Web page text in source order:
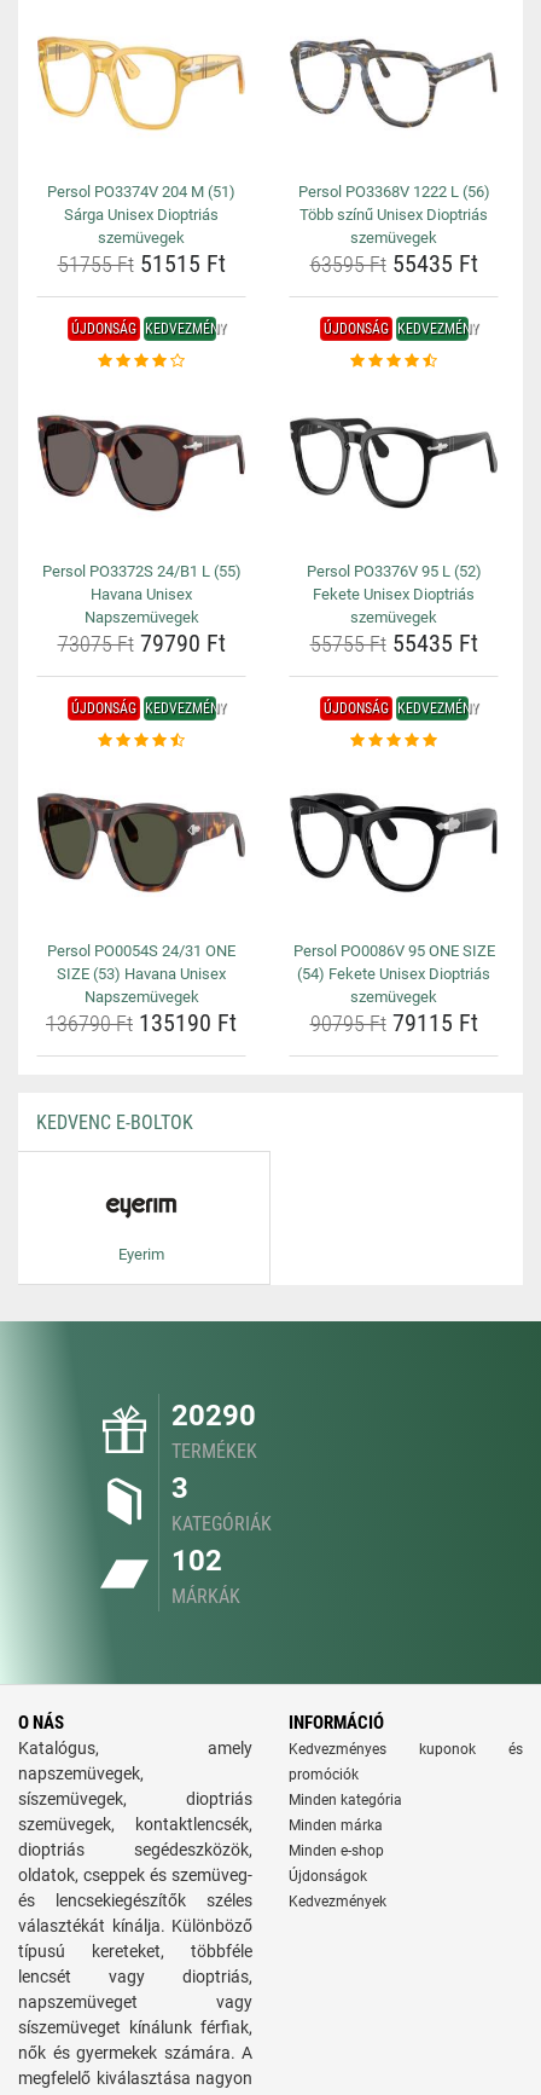
Persol PO3374V 204 M (51)
Sárga Unisex Dioptriás
szemüvegek
51755 Ft51515 Ft
Persol PO3368V 1222 L (56)
Több színű Unisex Dioptriás
szemüvegek
63595 Ft55435 Ft
ÚJDONSÁG KEDVEZMÉNY
Persol PO3372S 24/B1 L (55)
Havana Unisex
Napszemüvegek
73075 Ft79790 Ft
ÚJDONSÁG KEDVEZMÉNY
Persol PO3376V 95 L (52)
Fekete Unisex Dioptriás
szemüvegek
55755 Ft55435 Ft
ÚJDONSÁG KEDVEZMÉNY
Persol PO0054S 24/31 ONE
SIZE (53) Havana Unisex
Napszemüvegek
136790 Ft 135190 Ft
ÚJDONSÁG KEDVEZMÉNY
Persol PO0086V 95 ONE SIZE
(54) Fekete Unisex Dioptriás
szemüvegek
90795 Ft79115 Ft
KEDVENC E-BOLTOK
Eyerim
20290
TERMÉKEK
3
KATEGÓRIÁK
102
MÁRKÁK
O NÁS
Katalógus, amely
napszemüvegek,
síszemüvegek, dioptriás
szemüvegek, kontaktlencsék,
dioptriás segédeszközök,
oldatok, cseppek és szemüveg-
és lencsekiegészítők széles
választékát kínálja. Különböző
típusú kereteket, többféle
lencsét vagy dioptriás,
napszemüveget vagy
síszemüveget kínálunk férfiak,
nők és gyermekek számára. A
megfelelő kiválasztása nagyon
INFORMÁCIÓ
Kedvezményes kuponok és
promóciók
Minden kategória
Minden márka
Minden e-shop
Újdonságok
Kedvezmények